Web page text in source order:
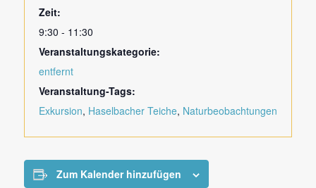
Zeit:
9:30 - 11:30
Veranstaltungskategorie:
entfernt
Veranstaltung-Tags:
Exkursion, Haselbacher Teiche, Naturbeobachtungen
Zum Kalender hinzufügen